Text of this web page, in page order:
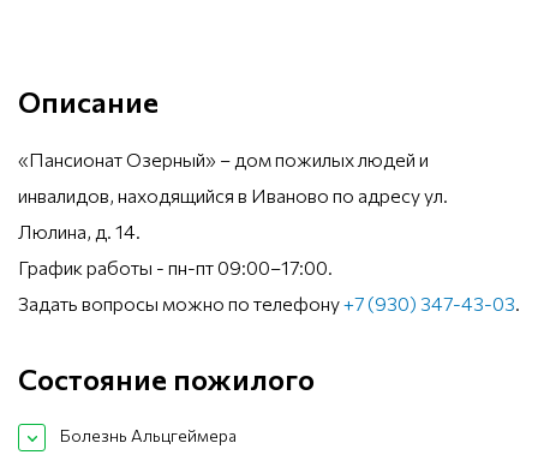
Описание
«Пансионат Озерный» – дом пожилых людей и
инвалидов, находящийся в Иваново по адресу ул.
Люлина, д. 14.
График работы - пн-пт 09:00–17:00.
Задать вопросы можно по телефону+7 (930) 347-43-03
Состояние пожилого
Болезнь Альцгеймера